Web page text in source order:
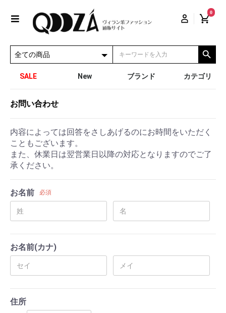
0
SALE New ブランド カテゴリ
お問い合わせ
内容によっては回答をさしあげるのにお時間をいただく
こともございます。
また、休業日は翌営業日以降の対応となりますのでご了
承ください。
お名前 必須
お名前(カナ)
住所